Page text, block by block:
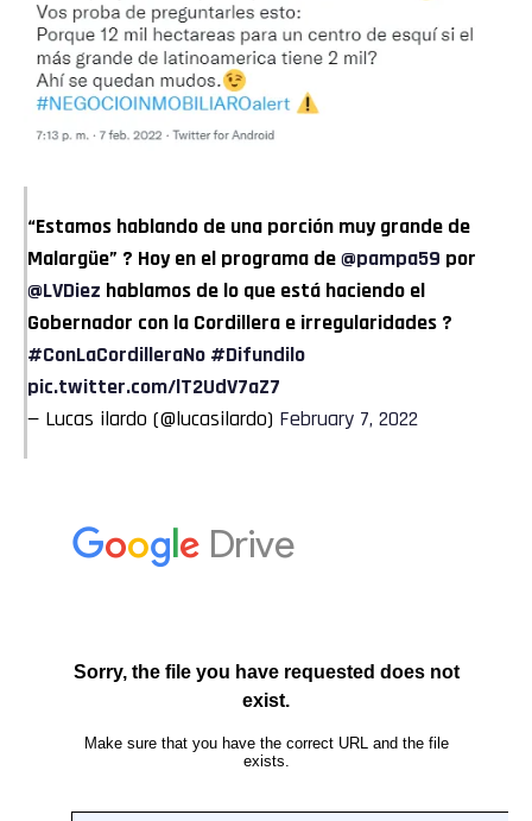
“Estamos hablando de una porción muy grande de
Malargüe” ? Hoy en el programa de@pampa59 por
@LVDiez hablamos de lo que está haciendo el
Gobernador con la Cordillera e irregularidades ?
#ConLaCordilleraNo #Difundilo
pic.twitter.com/lT2UdV7aZ7
— Lucas ilardo (@lucasilardo) February 7, 2022